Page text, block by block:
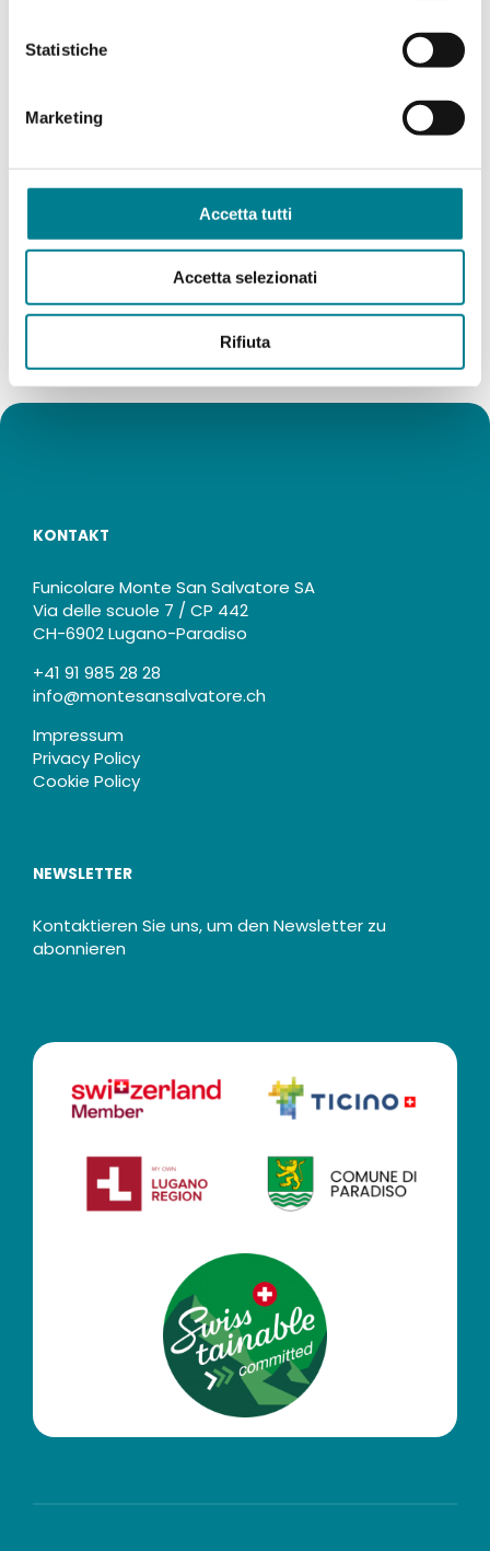
Statistiche
Marketing
Accetta tutti
Accetta selezionati
Rifiuta
KONTAKT
Funicolare Monte San Salvatore SA
Via delle scuole 7 / CP 442
CH-6902 Lugano-Paradiso
+41 91 985 28 28
info@montesansalvatore.ch
Impressum
Privacy Policy
Cookie Policy
NEWSLETTER
Kontaktieren Sie uns, um den Newsletter zu
abonnieren